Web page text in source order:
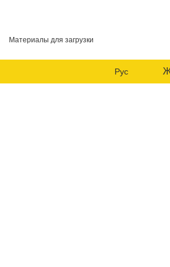
Материалы для загрузки
Рус